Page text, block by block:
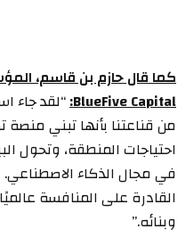
كما قال حازم بن قاسم،
BlueFive Capital:
من قناعتنا بأنها تبني
احتياجات المنطقة، وتحول
في مجال الذكاء
القادرة على المنافسة
وبنائه.”